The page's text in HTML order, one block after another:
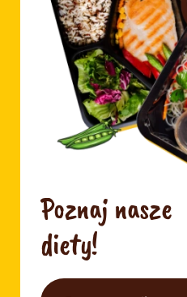
Poznaj nasze
diety!